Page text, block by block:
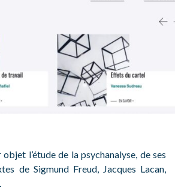
objet l’étude de la psychanalyse, de ses
de Sigmund Freud, Jacques Lacan,